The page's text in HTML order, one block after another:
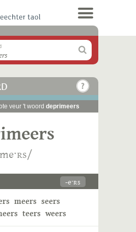
veur 't woord deprimeers
-eˑʀs
meers seers
teers weers